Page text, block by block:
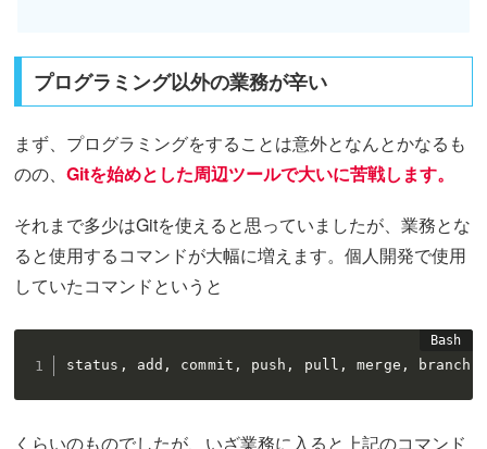
プログラミング以外の業務が辛い
まず、プログラミングをすることは意外となんとかなるも
のの、Gitを始めとした周辺ツールで大いに苦戦します。
それまで多少はGitを使えると思っていましたが、業務とな
ると使用するコマンドが大幅に増えます。個人開発で使用
していたコマンドというと
status, add, commit, push, pull, merge, branch,
くらいのものでしたが、いざ業務に入ると上記のコマンド